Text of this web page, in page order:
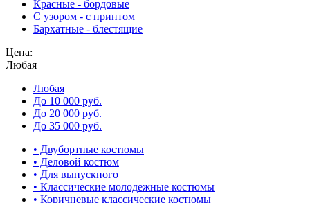
Красные - бордовые
С узором - с принтом
Бархатные - блестящие
Цена:
Любая
Любая
До 10 000 руб.
До 20 000 руб.
До 35 000 руб.
• Двубортные костюмы
• Деловой костюм
• Для выпускного
• Классические молодежные костюмы
• Коричневые классические костюмы